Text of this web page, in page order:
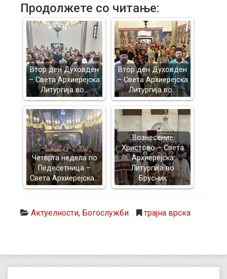
Продолжете со читање:
Втор ден Духовден
– Света Архиерејска
Литургија во…
Втор ден Духовден
– Света Архиерејска
Литургија во…
Четврта недела по
Педесетница –
Света Архиерејска…
Вознесение
Христово – Света
Архиерејска
Литургија во
Брусник
Актуелности, Богослужби трајна врска